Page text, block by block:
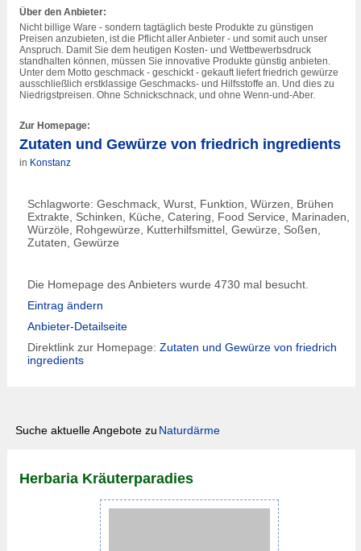
Über den Anbieter:
Nicht billige Ware - sondern tagtäglich beste Produkte zu günstigen
Preisen anzubieten, ist die Pflicht aller Anbieter - und somit auch unser
Anspruch. Damit Sie dem heutigen Kosten- und Wettbewerbsdruck
standhalten können, müssen Sie innovative Produkte günstig anbieten.
Unter dem Motto geschmack - geschickt - gekauft liefert friedrich gewürze
ausschließlich erstklassige Geschmacks- und Hilfsstoffe an. Und dies zu
Niedrigstpreisen. Ohne Schnickschnack, und ohne Wenn-und-Aber.
Zur Homepage:
Zutaten und Gewürze von friedrich ingredients
in Konstanz
Schlagworte: Geschmack, Wurst, Funktion, Würzen, Brühen
Extrakte, Schinken, Küche, Catering, Food Service, Marinaden,
Würzöle, Rohgewürze, Kutterhilfsmittel, Gewürze, Soßen,
Zutaten, Gewürze
Die Homepage des Anbieters wurde 4730 mal besucht.
Eintrag ändern
Anbieter-Detailseite
Direktlink zur Homepage: Zutaten und Gewürze von friedrich
ingredients
Suche aktuelle Angebote zuNaturdärme
Herbaria Kräuterparadies